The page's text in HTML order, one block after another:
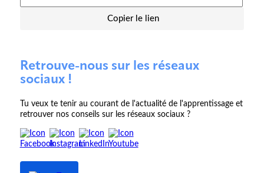
Copier le lien
Retrouve-nous sur les réseaux
sociaux !
Tu veux te tenir au courant de l'actualité de l'apprentissage et
retrouver nos conseils sur les réseaux sociaux ?